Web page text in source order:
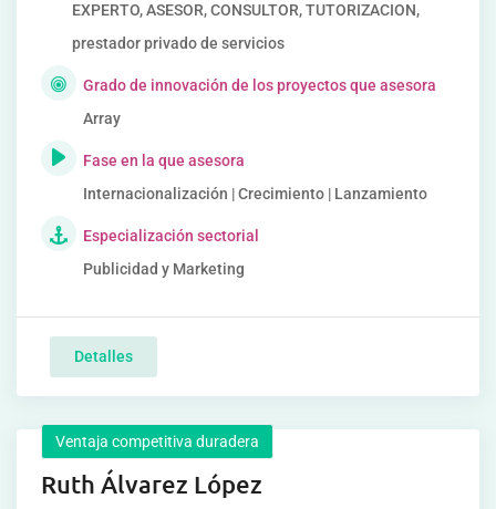
EXPERTO, ASESOR, CONSULTOR, TUTORIZACION,
prestador privado de servicios
Grado de innovación de los proyectos que asesora
Array
Fase en la que asesora
Internacionalización | Crecimiento | Lanzamiento
Especialización sectorial
Publicidad y Marketing
Detalles
Ventaja competitiva duradera
Ruth Álvarez López